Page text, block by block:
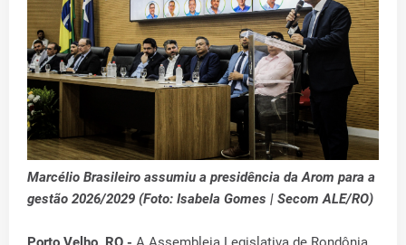
Marcélio Brasileiro assumiu a presidência da Arom para a
gestão 2026/2029 (Foto: Isabela Gomes | Secom ALE/RO)